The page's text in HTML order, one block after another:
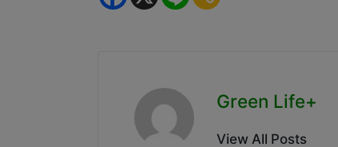
Green Life+
View All Posts